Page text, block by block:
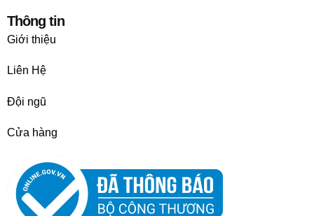
Thông tin
Giới thiệu
Liên Hệ
Đội ngũ
Cửa hàng